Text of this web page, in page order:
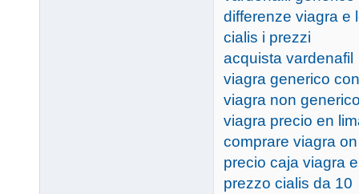
differenze viagra e
cialis i prezzi
acquista vardenafil
viagra generico
viagra non
viagra precio en
comprare viagra
precio caja viagra
prezzo cialis da 10